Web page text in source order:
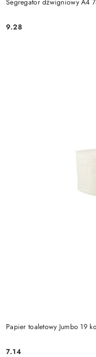
Cena:
9.28
Papier toaletowy Jumbo 19
7.14